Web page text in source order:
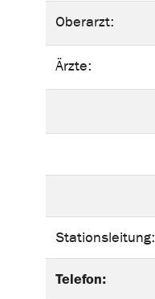
Oberarzt:
Ärzte:
Stationsleitung:
Telefon: